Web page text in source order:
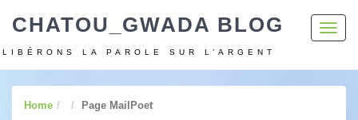
CHATOU_GWADA BLOG
LIBÉRONS LA PAROLE SUR L’ARGENT
Home Page MailPoet